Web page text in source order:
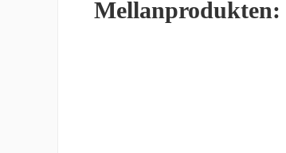
Mellanprodukten: